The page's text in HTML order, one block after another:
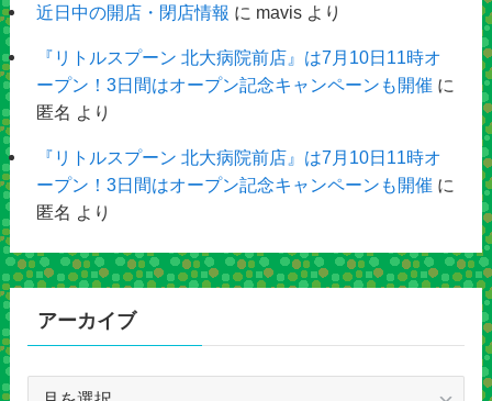
近日中の開店・閉店情報 に mavisより
『リトルスプーン 北大病院前店』は7月10日11時オ
ープン！3日間はオープン記念キャンペーンも開催 に
匿名 より
『リトルスプーン 北大病院前店』は7月10日11時オ
ープン！3日間はオープン記念キャンペーンも開催 に
匿名 より
アーカイブ